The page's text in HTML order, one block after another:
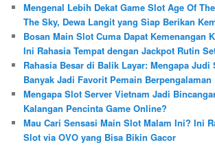
h
Mengenal Lebih Dekat Game Slot Age Of
The Sky, Dewa Langit yang Siap Berikan
Bosan Main Slot Cuma Dapat Kemenangan
Ini Rahasia Tempat dengan Jackpot Rutin
Rahasia Besar di Balik Layar: Mengapa
Banyak Jadi Favorit Pemain Berpengalaman
Mengapa Slot Server Vietnam Jadi
Kalangan Pencinta Game Online?
Mau Cari Sensasi Main Slot Malam Ini? Ini
Slot via OVO yang Bisa Bikin Gacor